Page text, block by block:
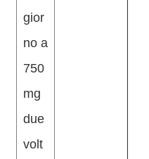
gior
no a
750
mg
due
volt